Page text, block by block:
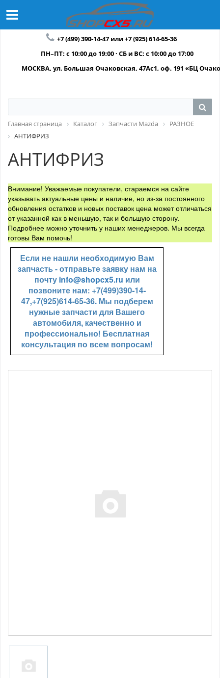
+7 (499) 390-14-47 или +7 (925) 614-65-36
ПН–ПТ: с 10:00 до 19:00 · СБ и ВС: с 10:00 до 17:00
МОСКВА, ул. Большая Очаковская, 47Ас1, оф. 191 «БЦ
Главная страница Каталог Запчасти Mazda
РАЗНОЕ
АНТИФРИЗ
АНТИФРИЗ
Внимание! Уважаемые покупатели, стараемся на сайте
указывать актуальные цены и наличие, но из-за постоянного
обновления остатков и новых поставок цена может отличаться
от указанной как в меньшую, так и большую сторону.
Подробнее можно уточнить у наших менеджеров. Мы всегда
готовы Вам помочь!
Если не нашли необходимую Вам
запчасть - отправьте заявку нам на
почту info@shopcx5.ru или
позвоните нам: +7(499)390-14-
47,+7(925)614-65-36. Мы подберем
нужные запчасти для Вашего
автомобиля, качественно и
профессионально! Бесплатная
консультация по всем вопросам!